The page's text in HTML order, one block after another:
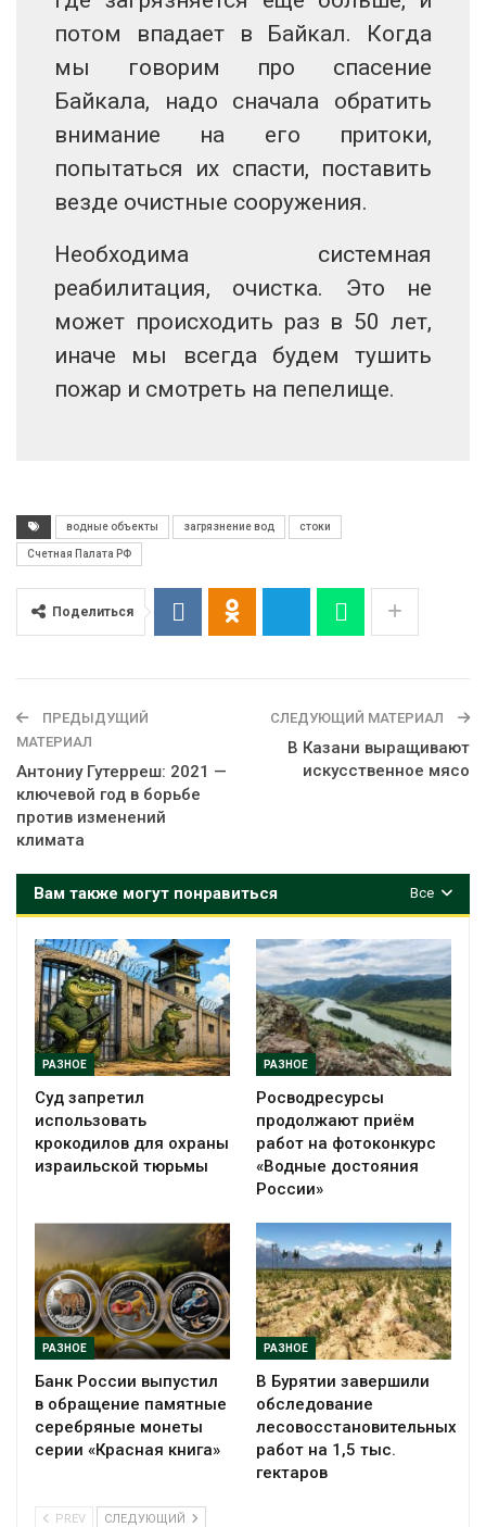
потом впадает в Байкал. Когда
мы говорим про спасение
Байкала, надо сначала обратить
внимание на его притоки,
попытаться их спасти, поставить
везде очистные сооружения.
Необходима системная
реабилитация, очистка. Это не
может происходить раз в 50 лет,
иначе мы всегда будем тушить
пожар и смотреть на пепелище.
водные объекты загрязнение вод стоки
Счетная Палата РФ
Поделиться
ПРЕДЫДУЩИЙ
МАТЕРИАЛ
Антониу Гутерреш: 2021 —
ключевой год в борьбе
против изменений
климата
СЛЕДУЮЩИЙ МАТЕРИАЛ
В Казани выращивают
искусственное мясо
Все
Вам также могут понравиться
РАЗНОЕ
Суд запретил
использовать
крокодилов для охраны
израильской тюрьмы
РАЗНОЕ
Росводресурсы
продолжают приём
работ на фотоконкурс
«Водные достояния
России»
РАЗНОЕ
Банк России выпустил
в обращение памятные
серебряные монеты
серии «Красная книга»
РАЗНОЕ
В Бурятии завершили
обследование
лесовосстановительных
работ на 1,5 тыс.
гектаров
PREV СЛЕДУЮЩИЙ